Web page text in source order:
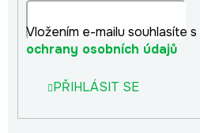
Vložením e-mailu souhlasíte s
ochrany osobních údajů
PŘIHLÁSIT SE